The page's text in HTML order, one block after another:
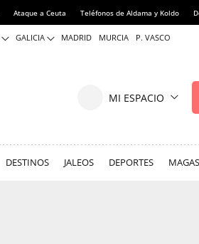
Ataque a Ceuta Teléfonos de Aldama y Koldo
GALICIA MADRID MURCIA P. VASCO
DESTINOS JALEOS DEPORTES MAGAS